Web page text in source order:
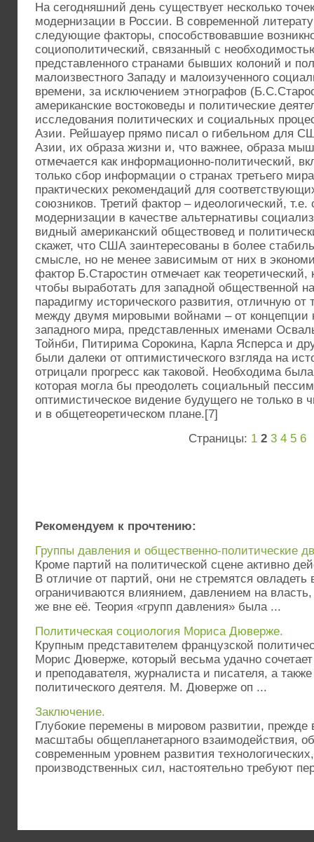
На сегодняшний день существует несколько
модернизации в России. В современной
следующие факторы, способствовавшие
социополитический, связанный с
представленного странами бывших колоний и
малоизвестного Западу и малоизученного
времени, за исключением этнографов
американские востоковеды и политические
исследования политических и социальных
Азии. Рейшауер прямо писал о гибельном для
Азии, их образа жизни и, что важнее, образа
отмечается как информационно-политический,
только сбор информации о странах третьего
практических рекомендаций для
союзников. Третий фактор – идеологический, т.е.
модернизации в качестве альтернативы
видный американский обществовед и
скажет, что США заинтересованы в более
смысле, но не менее зависимым от них в
фактор Б.Старостин отмечает как
чтобы выработать для западной общественной
парадигму исторического развития, отличную
между двумя мировыми войнами – от концепции
западного мира, представленных именами
Тойнби, Питирима Сорокина, Карла Ясперса и
были далеки от оптимистического взгляда на
отрицали прогресс как таковой. Необходима
которая могла бы преодолеть социальный
оптимистическое видение будущего не только в
и в общетеоретическом плане.[7]
Страницы: 1 2 3 4 5 6
Рекомендуем к прочтению:
Группы давления и общественно-политические
Кроме партий на политической сцене активно
В отличие от партий, они не стремятся овладеть
ограничиваются влиянием, давлением на
же вне её. Теория «групп давления» была ...
Политическая социология Мориса Дюверже.
Крупным представителем французской
Морис Дюверже, который весьма удачно сочетает
и преподавателя, журналиста и писателя, а
политического деятеля. М. Дюверже оп ...
Заключение.
Глубокие перемены в мировом развитии, прежде
масштабы общепланетарного взаимодействия,
современным уровнем развития
производственных сил, настоятельно требуют